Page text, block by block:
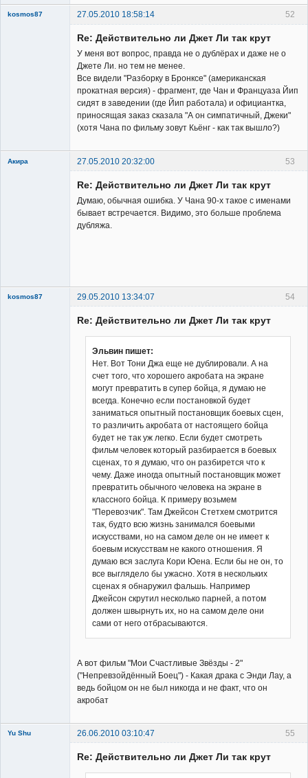
52
kosmos87 27.05.2010 18:58:14
Re: Действительно ли Джет Ли так крут
У меня вот вопрос, правда не о дублёрах и даже не о
Джете Ли. но тем не менее.
Все видели "Разборку в Бронксе" (американская
прокатная версия) - фрагмент, где Чан и Француаза Йип
сидят в заведении (где Йип работала) и официантка,
приносящая заказ сказала "А он симпатичный, Джеки"
(хотя Чана по фильму зовут Кьёнг - как так вышло?)
53
Акира 27.05.2010 20:32:00
Re: Действительно ли Джет Ли так крут
Думаю, обычная ошибка. У Чана 90-х такое с именами
бывает встречается. Видимо, это больше проблема
дубляжа.
54
kosmos87 29.05.2010 13:34:07
Re: Действительно ли Джет Ли так крут
Эльвин пишет:
Нет. Вот Тони Джа еще не дублировали. А на
счет того, что хорошего акробата на экране
могут превратить в супер бойца, я думаю не
всегда. Конечно если постановкой будет
заниматься опытный постановщик боевых сцен,
то различить акробата от настоящего бойца
будет не так уж легко. Если будет смотреть
фильм человек который разбирается в боевых
сценах, то я думаю, что он разбирется что к
чему. Даже иногда опытный постановщик может
превратить обычного человека на экране в
классного бойца. К примеру возьмем
"Перевозчик". Там Джейсон Стетхем смотрится
так, будто всю жизнь занимался боевыми
искусствами, но на самом деле он не имеет к
боевым искусствам не какого отношения. Я
думаю вся заслуга Кори Юена. Если бы не он, то
все выглядело бы ужасно. Хотя в нескольких
сценах я обнаружил фальшь. Например
Джейсон скрутил несколько парней, а потом
должен швырнуть их, но на самом деле они
сами от него отбрасываются.
А вот фильм "Мои Счастливые Звёзды - 2"
("Непревзойдённый Боец") - Какая драка с Энди Лау, а
ведь бойцом он не был никогда и не факт, что он
акробат
55
Yu Shu 26.06.2010 03:10:47
Re: Действительно ли Джет Ли так крут